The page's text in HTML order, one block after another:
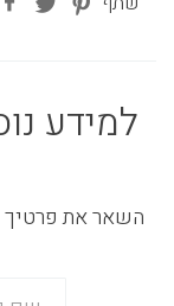
למידע
השאר את פרטיך